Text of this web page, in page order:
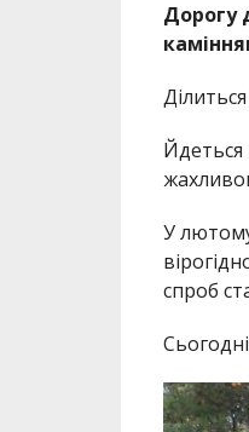
Дорогу
Ділиться
Йдеться
У
спроб